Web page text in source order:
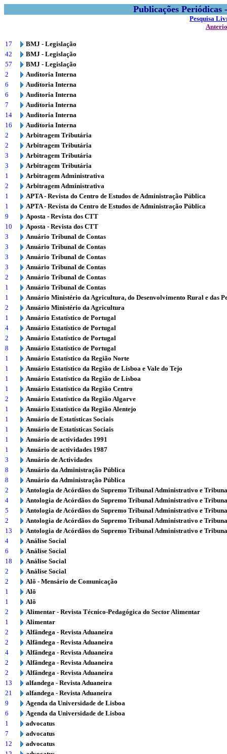
Publicações
Pesquisa
17
BMJ - Legislação
42
BMJ - Legislação
57
BMJ - Legislação
2
Auditoria Interna
6
Auditoria Interna
6
Auditoria Interna
7
Auditoria Interna
14
Auditoria Interna
16
Auditoria Interna
2
Arbitragem Tributária
2
Arbitragem Tributária
3
Arbitragem Tributária
3
Arbitragem Tributária
1
Arbitragem Administrativa
2
Arbitragem Administrativa
1
APTA - Revista do Centro de Estudos de Administração Pública
1
APTA - Revista do Centro de Estudos de Administração Pública
9
Aposta - Revista dos CTT
10
Aposta - Revista dos CTT
3
Anuário Tribunal de Contas
3
Anuário Tribunal de Contas
3
Anuário Tribunal de Contas
3
Anuário Tribunal de Contas
2
Anuário Tribunal de Contas
1
Anuário Tribunal de Contas
1
Anuário Ministério da Agricultura, do Desenvolvimento Rural e das
2
Anuário Ministério da Agricultura
1
Anuário Estatístico de Portugal
4
Anuário Estatístico de Portugal
2
Anuário Estatístico de Portugal
8
Anuário Estatístico de Portugal
1
Anuário Estatístico da Região Norte
1
Anuário Estatístico da Região de Lisboa e Vale do Tejo
1
Anuário Estatístico da Região de Lisboa
1
Anuário Estatístico da Região Centro
2
Anuário Estatístico da Região Algarve
1
Anuário Estatístico da Região Alentejo
1
Anuário de Estatísticas Sociais
1
Anuário de Estatísticas Sociais
1
Anuário de actividades 1991
1
Anuário de actividades 1987
3
Anuário de Actividades
8
Anuário da Administração Pública
8
Anuário da Administração Pública
2
Antologia de Acórdãos do Supremo Tribunal Administrativo e
4
Antologia de Acórdãos do Supremo Tribunal Administrativo e
5
Antologia de Acórdãos do Supremo Tribunal Administrativo e
2
Antologia de Acórdãos do Supremo Tribunal Administrativo e
13
Antologia de Acórdãos do Supremo Tribunal Administrativo e
4
Análise Social
6
Análise Social
18
Análise Social
2
Análise Social
2
Alô - Mensário de Comunicação
1
Alô
1
Alô
2
Alimentar - Revista Técnico-Pedagógica do Sector Alimentar
1
Alimentar
2
Alfândega - Revista Aduaneira
2
Alfândega - Revista Aduaneira
4
Alfândega - Revista Aduaneira
2
Alfândega - Revista Aduaneira
2
Alfândega - Revista Aduaneira
13
alfandega - Revista Aduaneira
21
alfandega - Revista Aduaneira
9
Agenda da Universidade de Lisboa
6
Agenda da Universidade de Lisboa
1
advocatus
7
advocatus
12
advocatus